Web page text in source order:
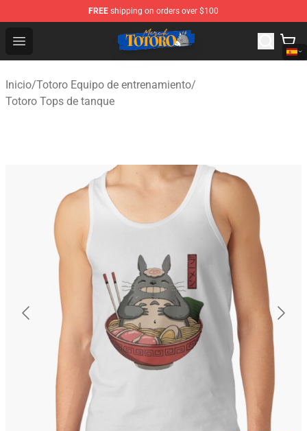
FREE shipping on orders over $100
Open menu
Totoro Store - Official Totoro Merchandise Shop
Inicio/Totoro Equipo de entrenamiento/
Totoro Tops de tanque